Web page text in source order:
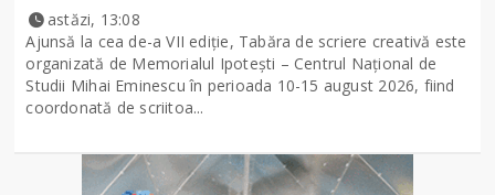
astăzi, 13:08
Ajunsă la cea de-a VII ediție, Tabăra de scriere creativă este
organizată de Memorialul Ipotești – Centrul Național de
Studii Mihai Eminescu în perioada 10-15 august 2026, fiind
coordonată de scriitoa...